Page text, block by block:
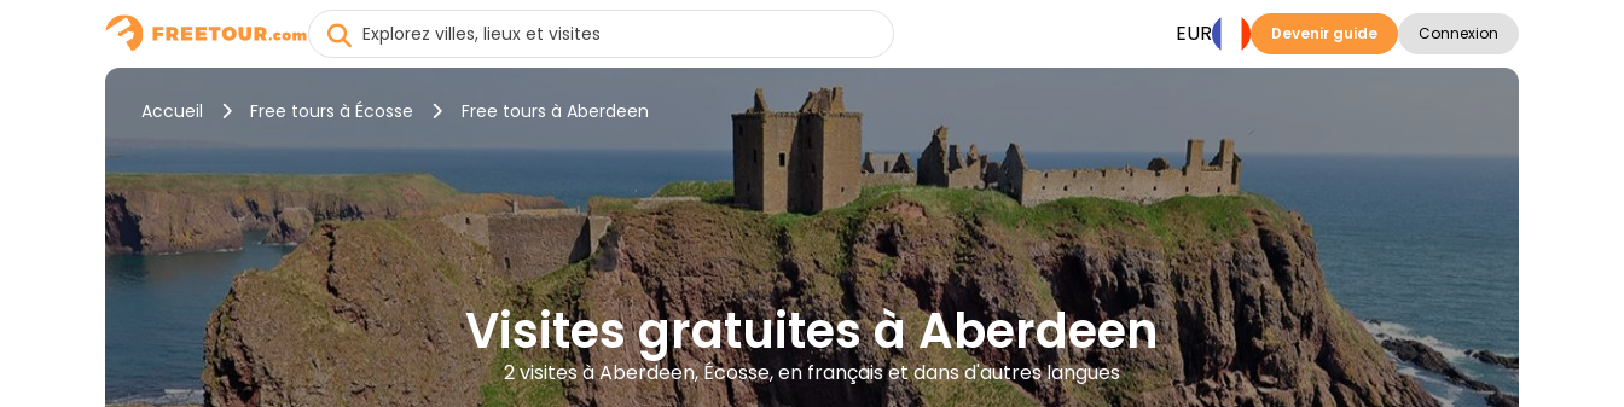
EUR Devenir guide Connexion
Accueil Free tours à Écosse Free tours à Aberdeen
Visites gratuites à Aberdeen
2 visites à Aberdeen, Écosse, en français et dans d'autres langues